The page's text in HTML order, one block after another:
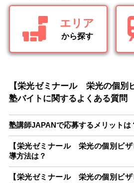
エリア
から探す
【栄光ゼミナール 栄光の個
塾バイトに関するよくある質問
塾講師JAPANで応募するメリットは
【栄光ゼミナール 栄光の個別ビ
導方法は？
【栄光ゼミナール 栄光の個別ビ